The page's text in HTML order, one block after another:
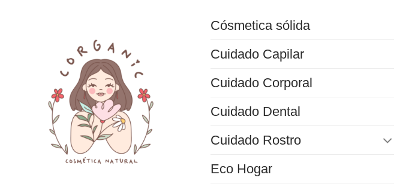
Cósmetica sólida
Cuidado Capilar
Cuidado Corporal
Cuidado Dental
Cuidado Rostro
Eco Hogar